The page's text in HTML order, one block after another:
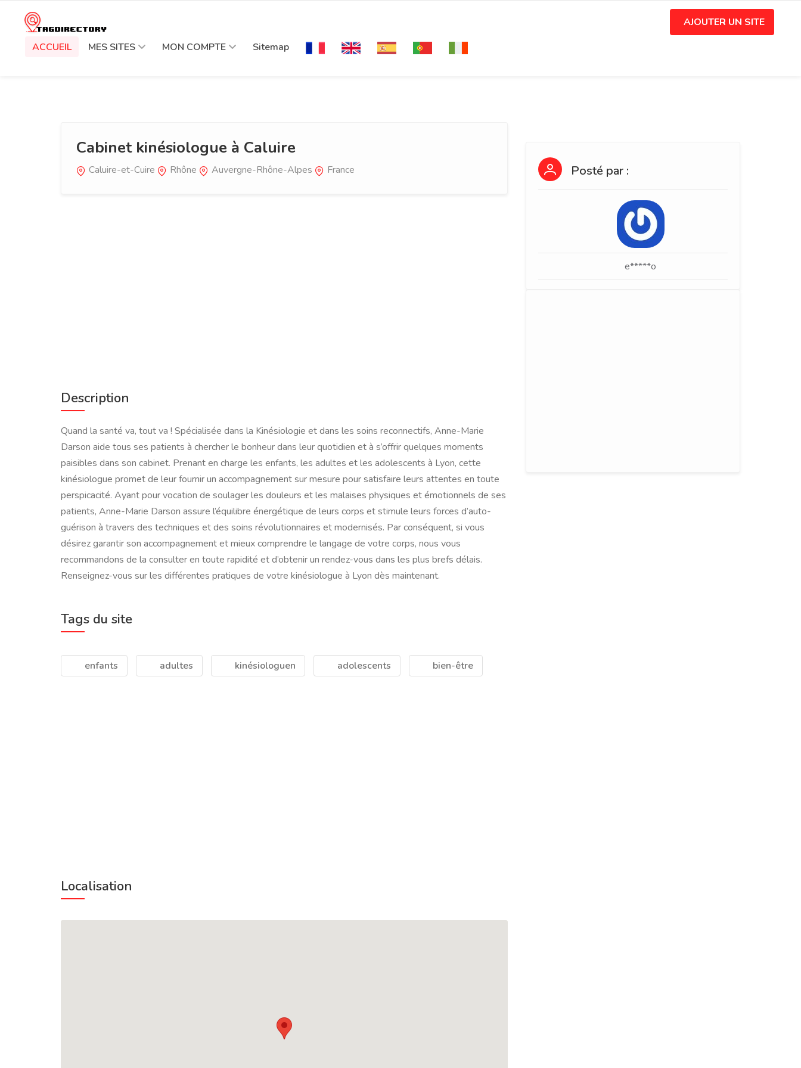
ACCUEIL MES SITES MON COMPTE Sitemap
AJOUTER UN SITE
Cabinet kinésiologue à Caluire
Caluire-et-Cuire Rhône Auvergne-Rhône-Alpes France
Description
Quand la santé va, tout va ! Spécialisée dans la Kinésiologie et dans les soins reconnectifs, Anne-Marie
Darson aide tous ses patients à chercher le bonheur dans leur quotidien et à s’offrir quelques moments
paisibles dans son cabinet. Prenant en charge les enfants, les adultes et les adolescents à Lyon, cette
kinésiologue promet de leur fournir un accompagnement sur mesure pour satisfaire leurs attentes en toute
perspicacité. Ayant pour vocation de soulager les douleurs et les malaises physiques et émotionnels de ses
patients, Anne-Marie Darson assure l’équilibre énergétique de leurs corps et stimule leurs forces d’auto-
guérison à travers des techniques et des soins révolutionnaires et modernisés. Par conséquent, si vous
désirez garantir son accompagnement et mieux comprendre le langage de votre corps, nous vous
recommandons de la consulter en toute rapidité et d’obtenir un rendez-vous dans les plus brefs délais.
Renseignez-vous sur les différentes pratiques de votre kinésiologue à Lyon dès maintenant.
Tags du site
enfants adultes kinésiologuen adolescents bien-être
Localisation
Posté par :
e*****o